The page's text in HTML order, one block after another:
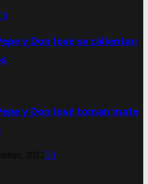
0
y Don José se calientan
y Don José toman mate
2022 0